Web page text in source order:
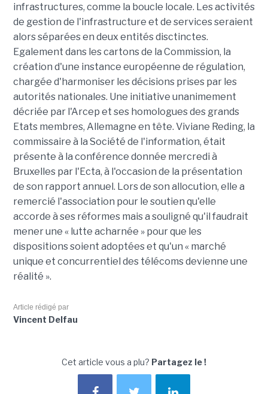
infrastructures, comme la boucle locale. Les activités
de gestion de l'infrastructure et de services seraient
alors séparées en deux entités disctinctes.
Egalement dans les cartons de la Commission, la
création d'une instance européenne de régulation,
chargée d'harmoniser les décisions prises par les
autorités nationales. Une initiative unanimement
décriée par l'Arcep et ses homologues des grands
Etats membres, Allemagne en tête. Viviane Reding, la
commissaire à la Société de l'information, était
présente à la conférence donnée mercredi à
Bruxelles par l'Ecta, à l'occasion de la présentation
de son rapport annuel. Lors de son allocution, elle a
remercié l'association pour le soutien qu'elle
accorde à ses réformes mais a souligné qu'il faudrait
mener une « lutte acharnée » pour que les
dispositions soient adoptées et qu'un « marché
unique et concurrentiel des télécoms devienne une
réalité ».
Article rédigé par
Vincent Delfau
Cet article vous a plu? Partagez le !